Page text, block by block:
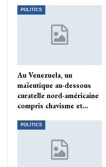
POLITICS
Au Venezuela, un
maïeutique au-dessous
curatelle nord-américaine
compris chavisme et…
POLITICS